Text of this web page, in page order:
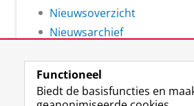
Nieuwsoverzicht
Nieuwsarchief
Functioneel
Biedt de basisfuncties en